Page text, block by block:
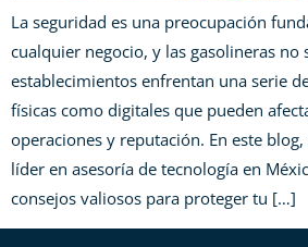
La seguridad es una preocupación
cualquier negocio, y las gasolineras no
establecimientos enfrentan una serie
físicas como digitales que pueden
operaciones y reputación. En este
líder en asesoría de tecnología en
consejos valiosos para proteger tu […]